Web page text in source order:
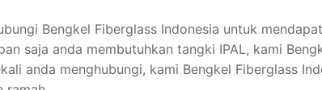
Bengkel Fiberglass Indonesia untuk
saja anda membutuhkan tangki IPAL, kami
anda menghubungi, kami Bengkel Fiberglass